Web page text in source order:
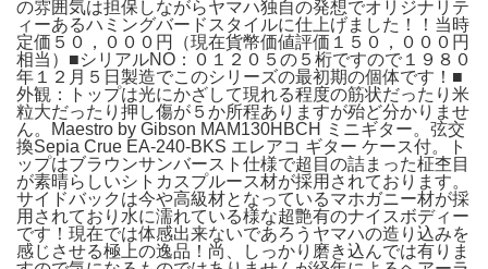
の雰囲気は担保しながらヤマハ独自の発想でオリジナリテ
ィーあるハミングバードスタイルに仕上げました！！当時
定価５０，０００円（現在貨幣価値評価１５０，０００円
相当）■シリアルNO：０１２０５の５桁ですので１９８０
年１２月５日製造でこのシリーズの最初期の個体です！■
外観：トップは光にかざして現れる程度の筋状だったり米
粒大だったり押し傷が５か所程ありますが殆ど分かりませ
ん。Maestro by Gibson MAM130HBCH ミニギター。弦交
換Sepia Crue EA-240-BKS エレアコ ギター ケース付。ト
ップはブラウンサンバースト仕様で超目の詰まった柾杢目
が素晴らしいシトカスプルース材が採用されております。
サイドバックは今や高級材となっているマホガニー材が採
用されており水に濡れている様な超艶有のナイスボディー
です！現在では体感出来ないであろうヤマハの造り込みを
感じさせる極上の逸品！尚、しっかり磨き込んでは有りま